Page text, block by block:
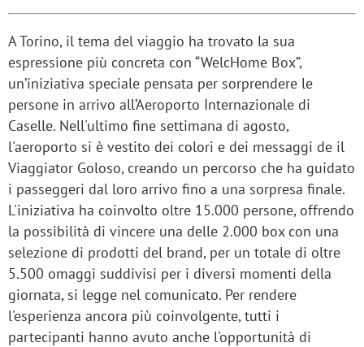
A Torino, il tema del viaggio ha trovato la sua
espressione più concreta con “WelcHome Box”,
un’iniziativa speciale pensata per sorprendere le
persone in arrivo all’Aeroporto Internazionale di
Caselle. Nell'ultimo fine settimana di agosto,
l'aeroporto si è vestito dei colori e dei messaggi de il
Viaggiator Goloso, creando un percorso che ha guidato
i passeggeri dal loro arrivo fino a una sorpresa finale.
L'iniziativa ha coinvolto oltre 15.000 persone, offrendo
la possibilità di vincere una delle 2.000 box con una
selezione di prodotti del brand, per un totale di oltre
5.500 omaggi suddivisi per i diversi momenti della
giornata, si legge nel comunicato. Per rendere
l'esperienza ancora più coinvolgente, tutti i
partecipanti hanno avuto anche l'opportunità di